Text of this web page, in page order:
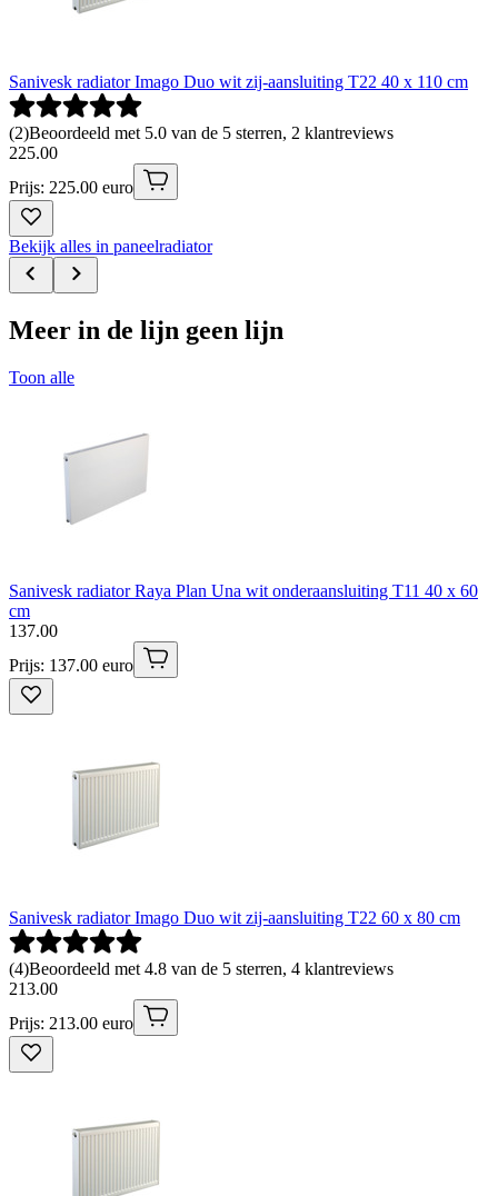
Sanivesk radiator Imago Duo wit zij-aansluiting T22 40 x 110 cm
(2)Beoordeeld met 5.0 van de 5 sterren, 2 klantreviews
225.00
Prijs: 225.00 euro
Bekijk alles in paneelradiator
Meer in de lijn geen lijn
Toon alle
Sanivesk radiator Raya Plan Una wit onderaansluiting T11 40 x 60
cm
137.00
Prijs: 137.00 euro
Sanivesk radiator Imago Duo wit zij-aansluiting T22 60 x 80 cm
(4)Beoordeeld met 4.8 van de 5 sterren, 4 klantreviews
213.00
Prijs: 213.00 euro